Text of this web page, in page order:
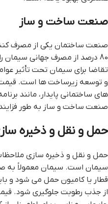
صنعت ساخت و ساز
صنعت ساختمان یکی از مصرف
80 درصد از مصرف جهانی
تقاضا برای سیمان تحت تأثیر
و توسعه زیرساخت ها است. قیمت
های ساختمانی پایدار، مانند
صنعت ساخت و ساز به طور
حمل و نقل و ذخیره
حمل و نقل و ذخیره سازی
سیمان است. سیمان معمولاً به
قطار یا کامیون حمل می شود و
از جذب رطوبت جلوگیری شود.